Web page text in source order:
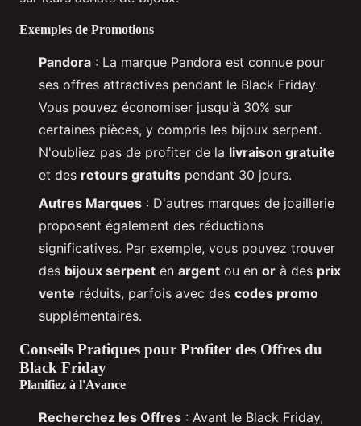
Exemples de Promotions
Pandora : La marque Pandora est connue pour
ses offres attractives pendant le Black Friday.
Vous pouvez économiser jusqu'à 30% sur
certaines pièces, y compris les bijoux serpent.
N'oubliez pas de profiter de la livraison gratuite
et des retours gratuits pendant 30 jours.
Autres Marques : D'autres marques de joaillerie
proposent également des réductions
significatives. Par exemple, vous pouvez trouver
des bijoux serpent en argent ou en or à des prix
vente réduits, parfois avec des codes promo
supplémentaires.
Conseils Pratiques pour Profiter des Offres du
Black Friday
Planifiez à l'Avance
Recherchez les Offres : Avant le Black Friday,